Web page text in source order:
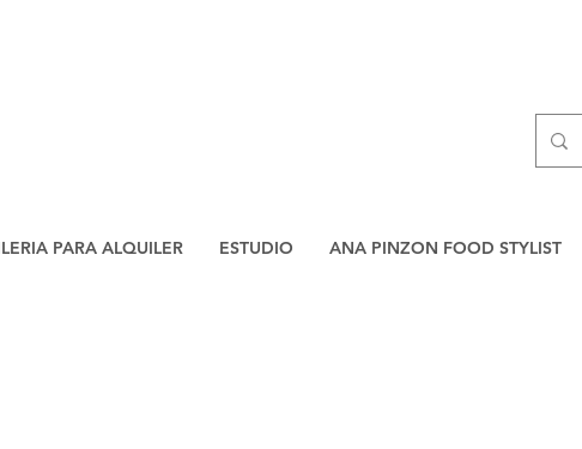
PARA ALQUILER ESTUDIO ANA PINZON FOOD STYLIST